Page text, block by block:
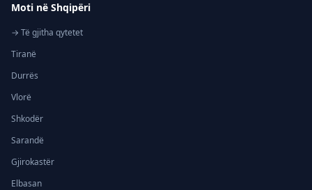
Moti në Shqipëri
→ Të gjitha qytetet
Tiranë
Durrës
Vlorë
Shkodër
Sarandë
Gjirokastër
Elbasan